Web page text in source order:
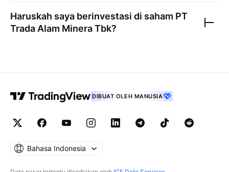
Haruskah saya berinvestasi di saham PT
Trada Alam Minera Tbk?
DIBUAT OLEH MANUSIA
Bahasa Indonesia